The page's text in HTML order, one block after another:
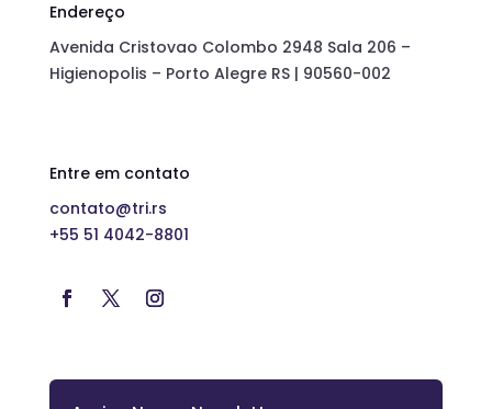
Endereço
Avenida Cristovao Colombo 2948 Sala 206 –
Higienopolis – Porto Alegre RS | 90560-002
Entre em contato
contato@tri.rs
+55 51 4042-8801